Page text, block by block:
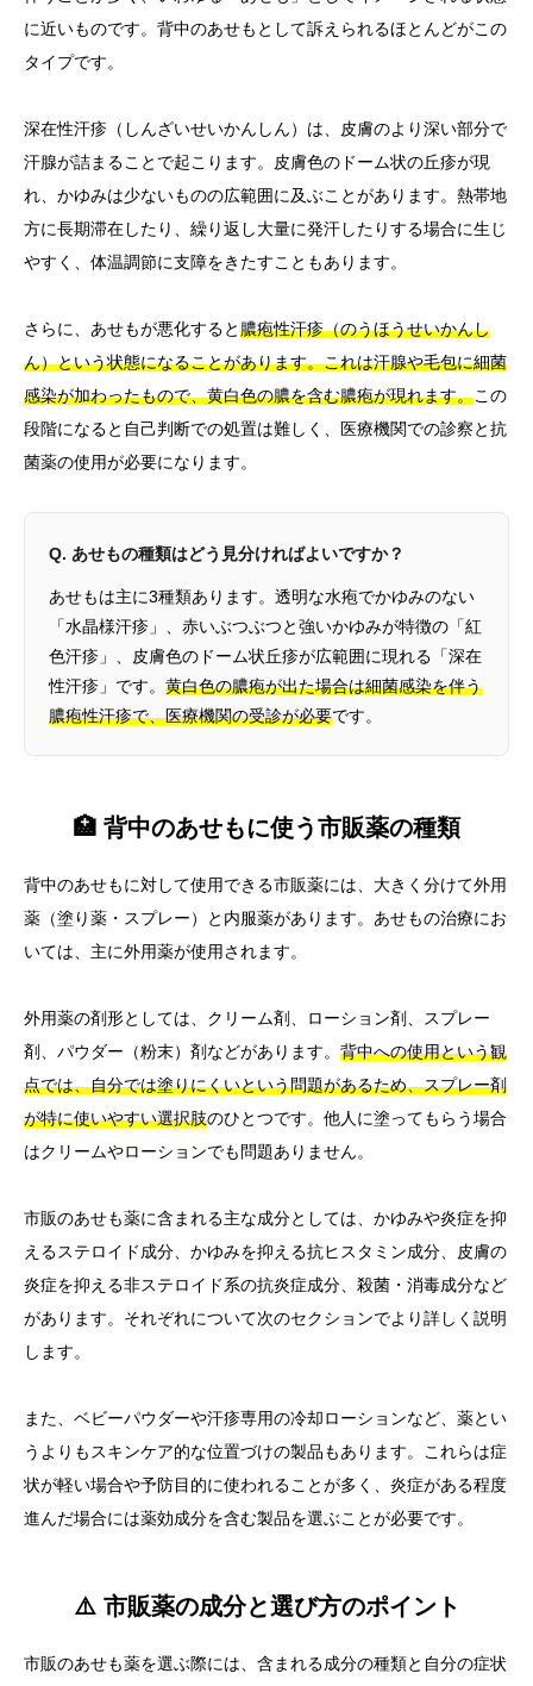
に近いものです。背中のあせもとして訴えられるほとんどがこの
タイプです。
深在性汗疹（しんざいせいかんしん）は、皮膚のより深い部分で
汗腺が詰まることで起こります。皮膚色のドーム状の丘疹が現
れ、かゆみは少ないものの広範囲に及ぶことがあります。熱帯地
方に長期滞在したり、繰り返し大量に発汗したりする場合に生じ
やすく、体温調節に支障をきたすこともあります。
さらに、あせもが悪化すると膿疱性汗疹（のうほうせいかんし
ん）という状態になることがあります。これは汗腺や毛包に細菌
感染が加わったもので、黄白色の膿を含む膿疱が現れます。この
段階になると自己判断での処置は難しく、医療機関での診察と抗
菌薬の使用が必要になります。
Q. あせもの種類はどう見分ければよいですか？
あせもは主に3種類あります。透明な水疱でかゆみのない
「水晶様汗疹」、赤いぶつぶつと強いかゆみが特徴の「紅
色汗疹」、皮膚色のドーム状丘疹が広範囲に現れる「深在
性汗疹」です。 黄白色の膿疱が出た場合は細菌感染を伴う
膿疱性汗疹で、医療機関の受診が必要です。
🏥 背中のあせもに使う市販薬の種類
背中のあせもに対して使用できる市販薬には、大きく分けて外用
薬（塗り薬・スプレー）と内服薬があります。あせもの治療にお
いては、主に外用薬が使用されます。
外用薬の剤形としては、クリーム剤、ローション剤、スプレー
剤、パウダー（粉末）剤などがあります。 背中への使用という観
点では、自分では塗りにくいという問題があるため、スプレー剤
が特に使いやすい選択肢のひとつです。他人に塗ってもらう場合
はクリームやローションでも問題ありません。
市販のあせも薬に含まれる主な成分としては、かゆみや炎症を抑
えるステロイド成分、かゆみを抑える抗ヒスタミン成分、皮膚の
炎症を抑える非ステロイド系の抗炎症成分、殺菌・消毒成分など
があります。それぞれについて次のセクションでより詳しく説明
します。
また、ベビーパウダーや汗疹専用の冷却ローションなど、薬とい
うよりもスキンケア的な位置づけの製品もあります。これらは症
状が軽い場合や予防目的に使われることが多く、炎症がある程度
進んだ場合には薬効成分を含む製品を選ぶことが必要です。
⚠️ 市販薬の成分と選び方のポイント
市販のあせも薬を選ぶ際には、含まれる成分の種類と自分の症状